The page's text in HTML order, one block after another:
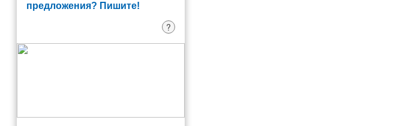
предложения? Пишите!
?